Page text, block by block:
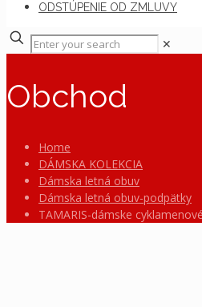
ODSTÚPENIE OD ZMLUVY
✕
Obchod
Home
DÁMSKA KOLEKCIA
Dámska letná obuv
Dámska letná obuv-podpätky
TAMARIS-dámske